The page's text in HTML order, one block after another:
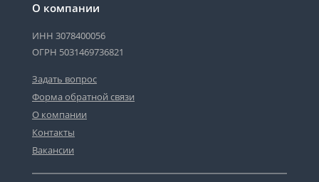
О компании
ИНН 3078400056
ОГРН 5031469736821
Задать вопрос
Форма обратной связи
О компании
Контакты
Вакансии